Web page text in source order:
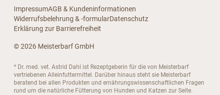
ImpressumAGB & Kundeninformationen
Widerrufsbelehrung & -formularDatenschutz
Erklärung zur Barrierefreiheit
© 2026 Meisterbarf GmbH
* Dr. med. vet. Astrid Dahl ist Rezeptgeberin für die von Meisterbarf
vertriebenen Alleinfuttermittel. Darüber hinaus steht sie Meisterbarf
beratend bei allen Produkten und ernährungswissenschaftlichen Fragen
rund um die natürliche Fütterung von Hunden und Katzen zur Seite.